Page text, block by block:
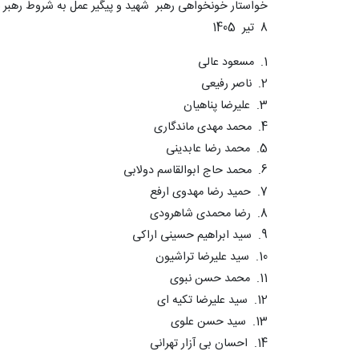
خواستار خونخواهی رهبر شهید و پیگیر عمل به شروط
8 تیر 1405
1. مسعود عالی
2. ناصر رفیعی
3. علیرضا پناهیان
4. محمد مهدی ماندگاری
5. محمد رضا عابدینی
6. محمد حاج ابوالقاسم دولابی
7. حمید رضا مهدوی ارفع
8. رضا محمدی شاهرودی
9. سید ابراهیم حسینی اراکی
10. سید علیرضا تراشیون
11. محمد حسن نبوی
12. سید علیرضا تکیه ای
13. سید حسن علوی
14. احسان بی آزار تهرانی